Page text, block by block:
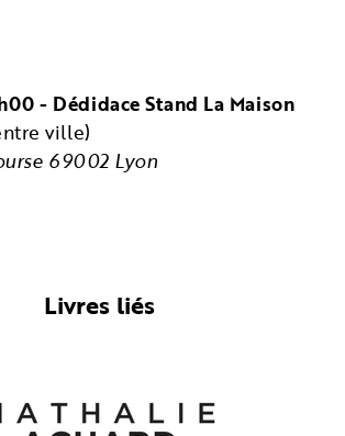
- Dédidace Stand La Maison
ville)
69002 Lyon
Livres liés